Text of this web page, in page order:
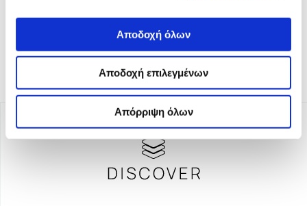
Αποδοχή όλων
Αποδοχή επιλεγμένων
Απόρριψη όλων